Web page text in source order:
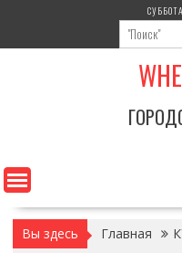
содержимому
Вы здесь Главная